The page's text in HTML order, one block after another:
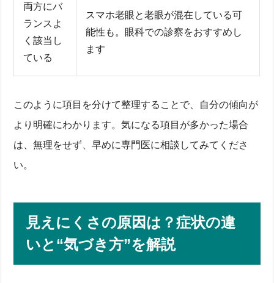
両方にバ
ランスよ
く該当し
ている
スマホ老眼と老眼が混在している可
能性も。眼科での診察をおすすめし
ます
このように項目を分けて整理することで、自分の傾向が
より明確にわかります。気になる項目が多かった場合
は、無理をせず、早めに専門医に相談してみてくださ
い。
見えにくさの原因は？症状の違
いと“気づき方”を解説